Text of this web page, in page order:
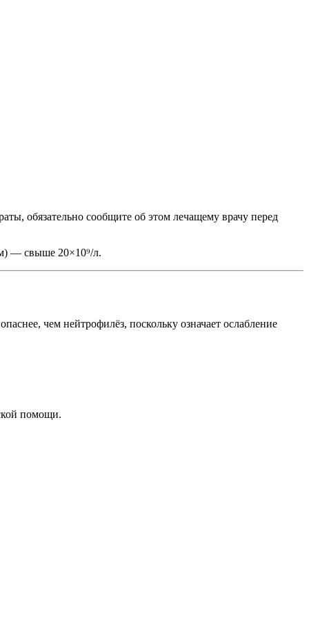
обязательно сообщите об этом лечащему врачу перед
— свыше 20×10⁹/л.
чем нейтрофилёз, поскольку означает ослабление
помощи.